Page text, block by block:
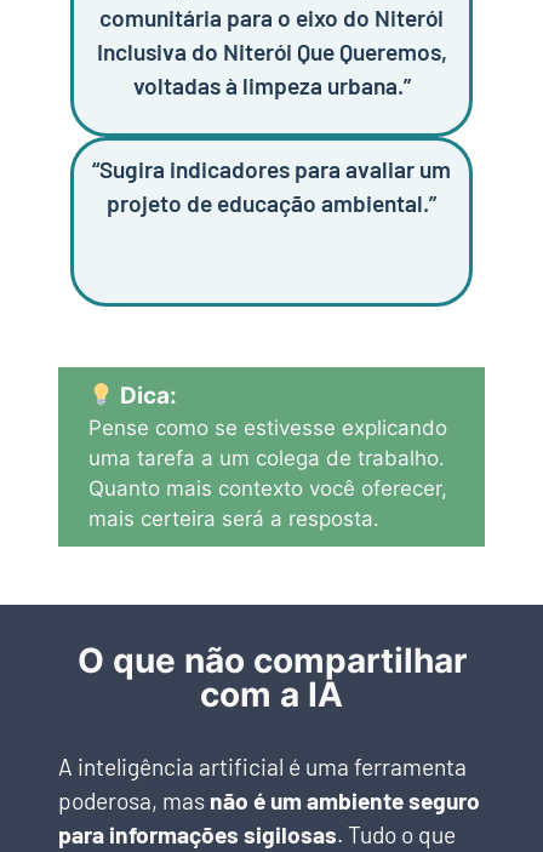
comunitária para o eixo do Niterói
Inclusiva do Niterói Que Queremos,
voltadas à limpeza urbana.”
“Sugira indicadores para avaliar um
projeto de educação ambiental.”
Dica:
Pense como se estivesse explicando
uma tarefa a um colega de trabalho.
Quanto mais contexto você oferecer,
mais certeira será a resposta.
O que não compartilhar
com a IA
A inteligência artificial é uma ferramenta
poderosa, mas não é um ambiente seguro
para informações sigilosas. Tudo o que